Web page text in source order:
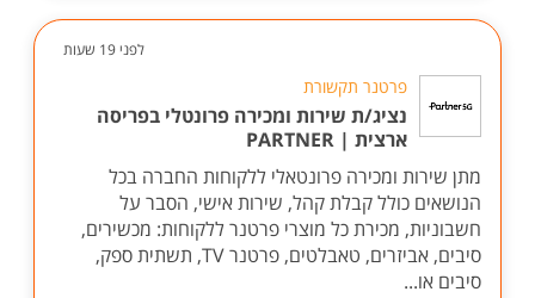
לפני 19 שעות
פרטנר תקשורת
נציג/ת שירות ומכירה פרונטלי בפריסה
ארצית | PARTNER
מתן שירות ומכירה פרונטאלי ללקוחות החברה בכל
הנושאים כולל קבלת קהל, שירות אישי, הסבר על
חשבוניות, מכירת כל מוצרי פרטנר ללקוחות: מכשירים,
סיבים, אביזרים, טאבלטים, פרטנר TV, תשתית ספק,
סיבים או...